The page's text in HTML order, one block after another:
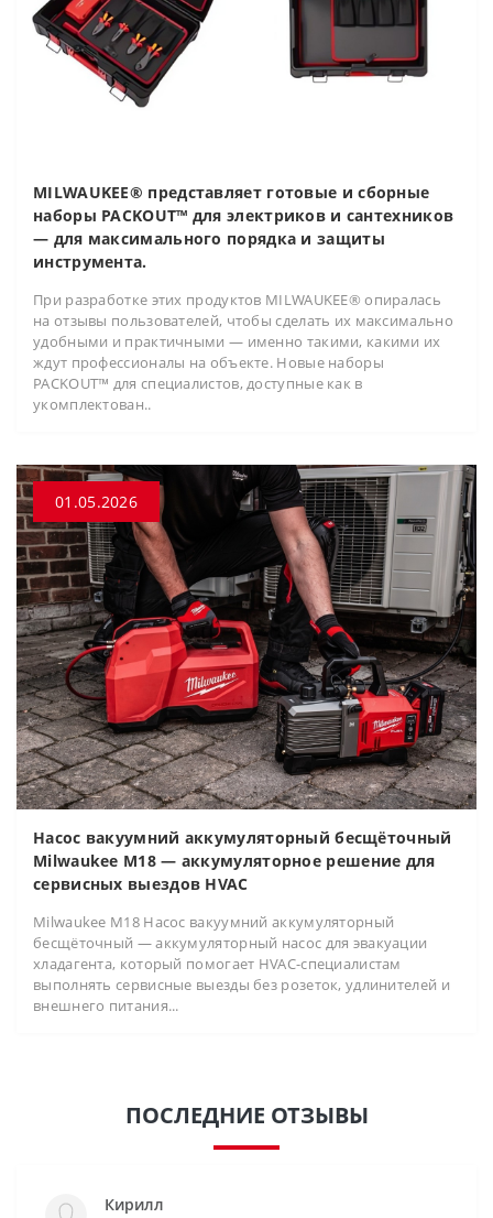
MILWAUKEE® представляет готовые и сборные
наборы PACKOUT™ для электриков и сантехников
— для максимального порядка и защиты
инструмента.
При разработке этих продуктов MILWAUKEE® опиралась
на отзывы пользователей, чтобы сделать их максимально
удобными и практичными — именно такими, какими их
ждут профессионалы на объекте. Новые наборы
PACKOUT™ для специалистов, доступные как в
укомплектован..
01.05.2026
Насос вакуумний аккумуляторный бесщёточный
Milwaukee M18 — аккумуляторное решение для
сервисных выездов HVAC
Milwaukee M18 Насос вакуумний аккумуляторный
бесщёточный — аккумуляторный насос для эвакуации
хладагента, который помогает HVAC-специалистам
выполнять сервисные выезды без розеток, удлинителей и
внешнего питания...
ПОСЛЕДНИЕ ОТЗЫВЫ
Кирилл